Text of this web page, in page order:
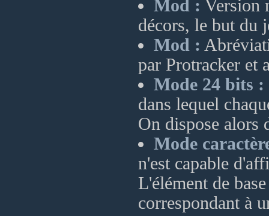
Mod : Version
décors, le but du
Mod :
par Protracker et
Mode 24 bits :
dans lequel
On dispose alors
Mode
n'est capable
L'élément de
correspondant à